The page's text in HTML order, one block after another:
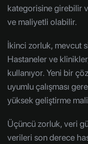
kategorisine girebilir
ve maliyetli olabilir.
İkinci zorluk, mevcut
Hastaneler ve
kullanıyor. Yeni bir
uyumlu çalışması
yüksek geliştirme
Üçüncü zorluk, veri
verileri son derece